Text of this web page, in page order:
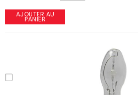
AJOUTER AU
PANIER